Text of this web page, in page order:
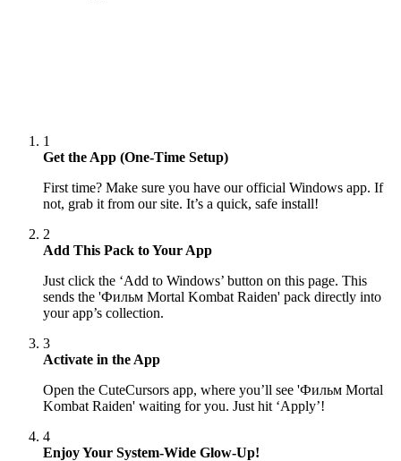
1
Get the App (One-Time Setup)
First time? Make sure you have our official Windows app. If
not, grab it from our site. It’s a quick, safe install!
2
Add This Pack to Your App
Just click the ‘Add to Windows’ button on this page. This
sends the 'Фильм Mortal Kombat Raiden' pack directly into
your app’s collection.
3
Activate in the App
Open the CuteCursors app, where you’ll see 'Фильм Mortal
Kombat Raiden' waiting for you. Just hit ‘Apply’!
4
Enjoy Your System-Wide Glow-Up!